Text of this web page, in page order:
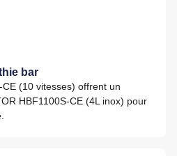
bar
(10 vitesses) offrent un
HBF1100S-CE (4L inox) pour